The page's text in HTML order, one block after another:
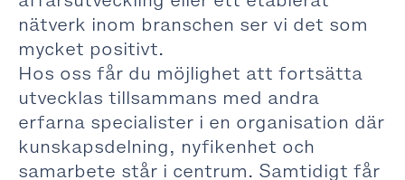
nätverk inom branschen ser vi det som
mycket positivt.
Hos oss får du möjlighet att fortsätta
utvecklas tillsammans med andra
erfarna specialister i en organisation där
kunskapsdelning, nyfikenhet och
samarbete står i centrum. Samtidigt får